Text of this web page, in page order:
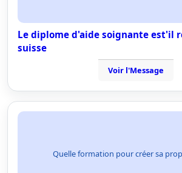
Le diplome d'aide soignante est'il
suisse
Voir l'Message
Quelle formation pour créer sa